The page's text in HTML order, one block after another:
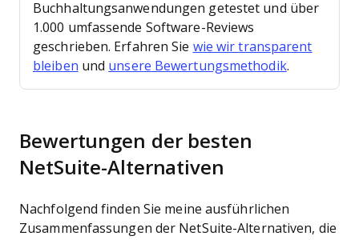
Buchhaltungsanwendungen getestet und über
1.000 umfassende Software-Reviews
geschrieben. Erfahren Sie wie wir transparent
bleiben und unsere Bewertungsmethodik.
Bewertungen der besten
NetSuite-Alternativen
Nachfolgend finden Sie meine ausführlichen
Zusammenfassungen der NetSuite-Alternativen, die